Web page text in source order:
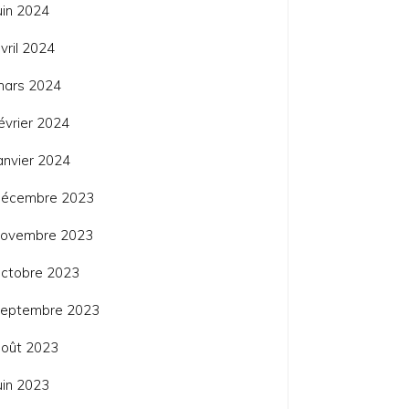
2024
2024
2024
2024
2024
2023
2023
2023
2023
2023
2023